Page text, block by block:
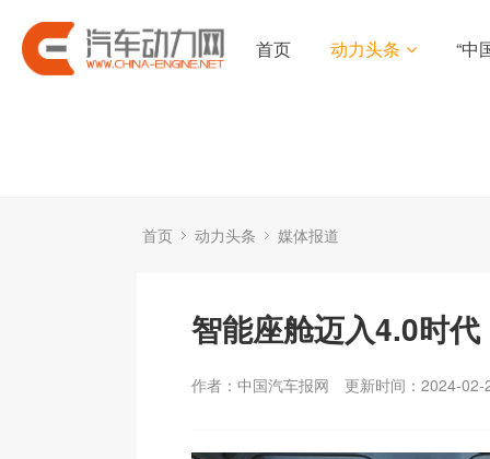
首页 动力头条 “中
首页 动力头条 媒体报道
智能座舱迈入4.0时代
作者：中国汽车报网 更新时间：2024-02-